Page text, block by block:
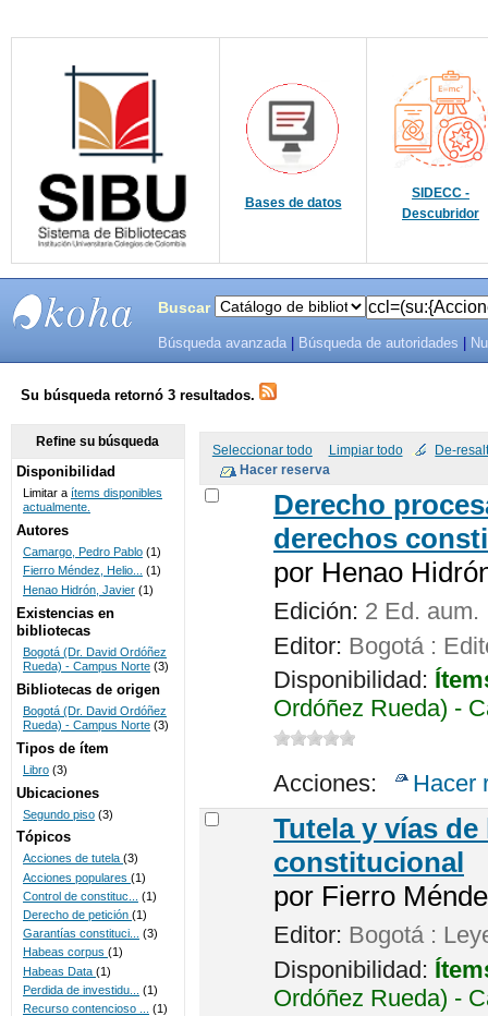
Bases de datos
SIDECC -
Descubridor
SISTEMAS
DE
BIBLIOTECAS
UNICOC
Buscar
Búsqueda avanzada Búsqueda de autoridades
Su búsqueda retornó 3 resultados.
Seleccionar todo Limpiar todo De-
Derecho
derechos
por Henao
Edición: 2 Ed. aum.
Editor: Bogotá :
Disponibilidad:
Ordóñez Rueda) -
Acciones: Hacer
Tutela y vías
constitucional
por Fierro
Editor: Bogotá :
Disponibilidad:
Ordóñez Rueda) -
Refine su búsqueda
Disponibilidad
Limitar a ítems disponibles
actualmente.
Autores
Camargo, Pedro Pablo (1)
Fierro Méndez, Helio... (1)
Henao Hidrón, Javier (1)
Existencias en
bibliotecas
Bogotá (Dr. David Ordóñez
Rueda) - Campus Norte (3)
Bibliotecas de origen
Bogotá (Dr. David Ordóñez
Rueda) - Campus Norte (3)
Tipos de ítem
Libro (3)
Ubicaciones
Segundo piso (3)
Tópicos
Acciones de tutela (3)
Acciones populares (1)
Control de constituc...
(1)
Derecho de petición (1)
Garantías constituci...
(3)
Habeas corpus (1)
Habeas Data (1)
Perdida de investidu...
(1)
Recurso contencioso ...
(1)